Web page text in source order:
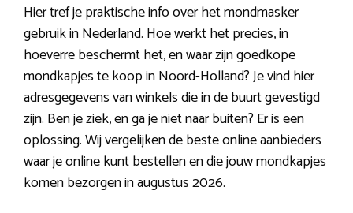
Hier tref je praktische info over het mondmasker
gebruik in Nederland. Hoe werkt het precies, in
hoeverre beschermt het, en waar zijn goedkope
mondkapjes te koop in Noord-Holland? Je vind hier
adresgegevens van winkels die in de buurt gevestigd
zijn. Ben je ziek, en ga je niet naar buiten? Er is een
oplossing. Wij vergelijken de beste online aanbieders
waar je online kunt bestellen en die jouw mondkapjes
komen bezorgen in augustus 2026.